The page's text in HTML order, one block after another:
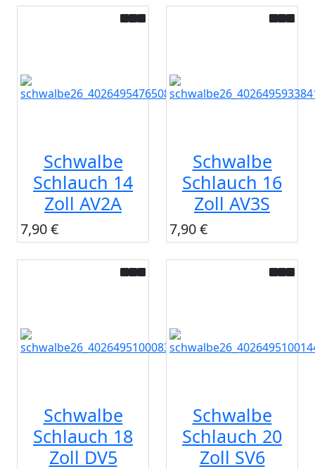
Schwalbe
Schlauch 14
Zoll AV2A
7,90 €
Schwalbe
Schlauch 16
Zoll AV3S
7,90 €
Schwalbe
Schlauch 18
Zoll DV5
Schwalbe
Schlauch 20
Zoll SV6